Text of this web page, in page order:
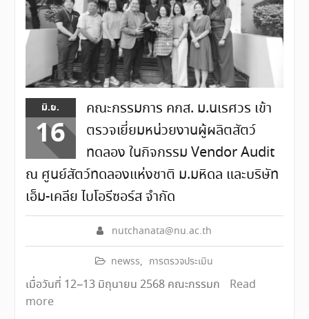
มิ.ย.
16
คณะกรรมการ คกส. ม.นเรศวร เข้า
ตรวจเยี่ยมหน่วยงานผู้ผลิตสัตว์
ทดลอง ในกิจกรรม Vendor Audit
ณ ศูนย์สัตว์ทดลองแห่งชาติ ม.มหิดล และบริษัท
เอ็ม-เคลีย ไบโอรีซอร์ส จำกัด
nutchanata@nu.ac.th
newss, การตรวจประเมิน
เมื่อวันที่ 12–13 มิถุนายน 2568 คณะกรรมก
Read
more